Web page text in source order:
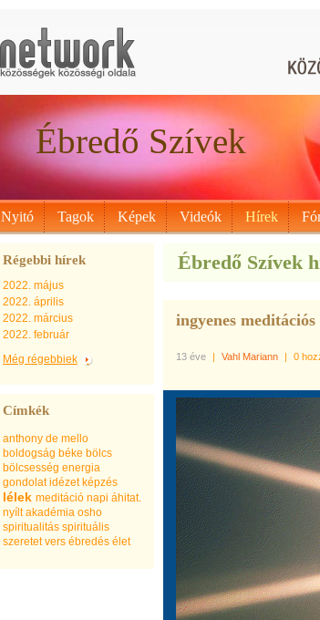
Ébredő Szívek
Nyitó Tagok Képek Videók Hírek
Régebbi hírek
2022. május
2022. április
2022. március
2022. február
Még régebbiek
Címkék
anthony de mello
boldogság béke bölcs
bölcsesség energia
gondolat idézet képzés
lélek meditáció napi áhitat.
nyílt akadémia osho
spiritualitás spirituális
szeretet vers ébredés élet
Ébredő Szívek
ingyenes meditációs
13 éve | Vahl Mariann | 0